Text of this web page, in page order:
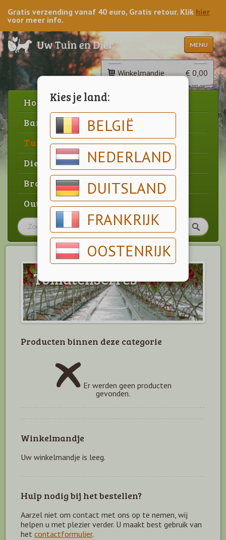
Kies je land:
BELGIË
NEDERLAND
DUITSLAND
FRANKRIJK
OOSTENRIJK
Gratis verzending vanaf 40 euro, Gratis retour. Klik hier
voor meer info.
MENU
Winkelmandje € 0,00
Home
Barbecue
Tuin
Dier
Brood & gebak
Outlet
Tomatenserres
Producten binnen deze categorie
Er werden geen producten
gevonden.
Winkelmandje
Uw winkelmandje is leeg.
Hulp nodig bij het bestellen?
Aarzel niet om contact met ons op te nemen, wij
helpen u met plezier verder. U maakt best gebruik van
het contactformulier.